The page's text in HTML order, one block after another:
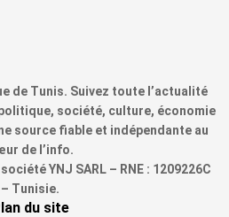
de Tunis. Suivez toute l’actualité
société, culture, économie
source fiable et indépendante au
de l’info.
YNJ SARL – RNE : 1209226C
– Tunisie.
du site